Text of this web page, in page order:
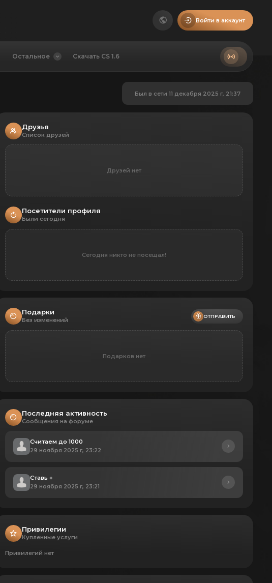
Войти в аккаунт
Остальное Скачать CS 1.6
Был в сети 11 декабря 2025 г, 21:37
Друзья
Список друзей
Друзей нет
Посетители профиля
Были сегодня
Сегодня никто не посещал!
Подарки
Без изменений
ОТПРАВИТЬ
Подарков нет
Последняя активность
Сообщения на форуме
Считаем до 1000
29 ноября 2025 г, 23:22
Ставь +
29 ноября 2025 г, 23:21
Привилегии
Купленные услуги
Привилегий нет